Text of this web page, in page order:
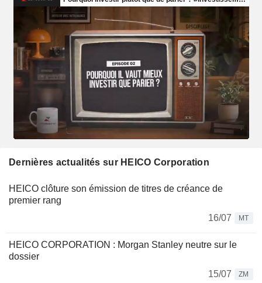
Dernières actualités sur HEICO Corporation
HEICO clôture son émission de titres de créance de
premier rang
16/07
MT
HEICO CORPORATION : Morgan Stanley neutre sur le
dossier
15/07
ZM